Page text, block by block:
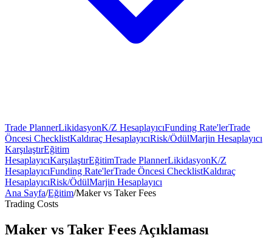
Trade PlannerLikidasyonK/Z HesaplayıcıFunding Rate'lerTrade
Öncesi ChecklistKaldıraç HesaplayıcıRisk/ÖdülMarjin Hesaplayıcı
KarşılaştırEğitim
HesaplayıcıKarşılaştırEğitimTrade PlannerLikidasyonK/Z
HesaplayıcıFunding Rate'lerTrade Öncesi ChecklistKaldıraç
HesaplayıcıRisk/ÖdülMarjin Hesaplayıcı
Ana Sayfa/Eğitim/Maker vs Taker Fees
Trading Costs
Maker vs Taker Fees Açıklaması